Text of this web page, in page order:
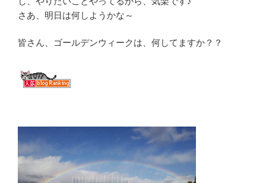
さあ、明日は何しようかな～
皆さん、ゴールデンウィークは、何してますか？？